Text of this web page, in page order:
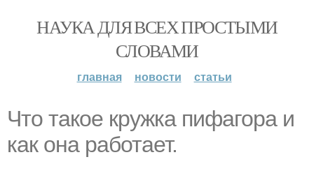
НАУКА ДЛЯ ВСЕХ ПРОСТЫМИ
СЛОВАМИ
главная новости статьи
Что такое кружка пифагора и
как она работает.